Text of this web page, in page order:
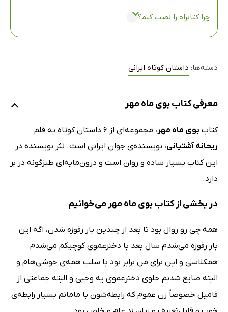
چرا کتابراه را نصب کنم؟
دسته‌ها: داستان کوتاه ایرانی
معرفی کتاب بوی ماه مهر
کتاب بوی ماه مهر، مجموعه‌ای از 6 داستان کوتاه به قلم
ریحانه آشتیانی، نویسنده‌ی جوان ایرانی است. نثر نویسنده در
این کتاب بسیار ساده و روان است و درون‌مایه‌ای طنزگونه در بر
دارد.
در بخشی از کتاب بوی ماه مهر می‌خوانیم
همه چی رو روال بود تا بعد از چندین بار رفوزه شدن، اگه این
بار رفوزه می‌شدم سال بعد با دخترعموی کوچیکم می‌شدم
همکلاسی و این برای من برابر بود با سلب همه‌ی خوشی‌هام و
البته ضایع شدنم جلوی دخترعموی یه وجبی و البته جماعتی از
فامیل خصوصاً زن عموم که رابطه‌شون با مامانم بسیار رابطه‌ی